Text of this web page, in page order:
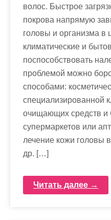
волос. Быстрое
покрова напрямую
головы и организма в
климатические и
поспособствовать
проблемой можно
способами:
специализированной
очищающих средств и
супермаркетов или
лечение кожи головы
др. […]
Читать далее →